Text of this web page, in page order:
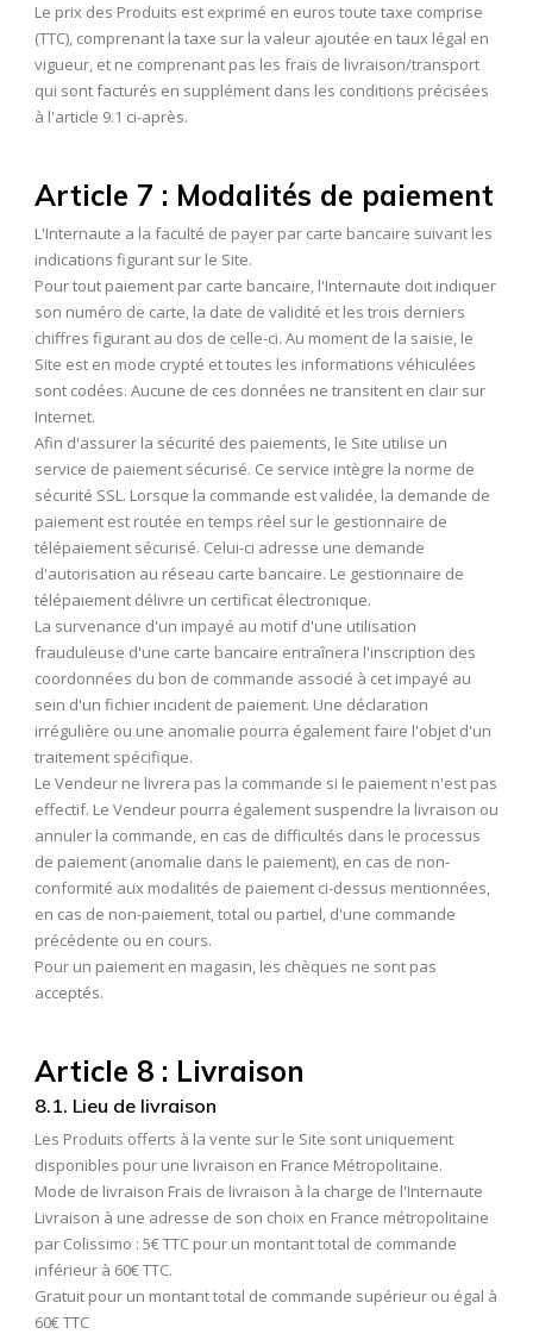
Le prix des Produits est exprimé en euros toute taxe comprise
(TTC), comprenant la taxe sur la valeur ajoutée en taux légal en
vigueur, et ne comprenant pas les frais de livraison/transport
qui sont facturés en supplément dans les conditions précisées
à l'article 9.1 ci-après.
Article 7 : Modalités de paiement
L'Internaute a la faculté de payer par carte bancaire suivant les
indications figurant sur le Site.
Pour tout paiement par carte bancaire, l'Internaute doit indiquer
son numéro de carte, la date de validité et les trois derniers
chiffres figurant au dos de celle-ci. Au moment de la saisie, le
Site est en mode crypté et toutes les informations véhiculées
sont codées. Aucune de ces données ne transitent en clair sur
Internet.
Afin d'assurer la sécurité des paiements, le Site utilise un
service de paiement sécurisé. Ce service intègre la norme de
sécurité SSL. Lorsque la commande est validée, la demande de
paiement est routée en temps réel sur le gestionnaire de
télépaiement sécurisé. Celui-ci adresse une demande
d'autorisation au réseau carte bancaire. Le gestionnaire de
télépaiement délivre un certificat électronique.
La survenance d'un impayé au motif d'une utilisation
frauduleuse d'une carte bancaire entraînera l'inscription des
coordonnées du bon de commande associé à cet impayé au
sein d'un fichier incident de paiement. Une déclaration
irrégulière ou une anomalie pourra également faire l'objet d'un
traitement spécifique.
Le Vendeur ne livrera pas la commande si le paiement n'est pas
effectif. Le Vendeur pourra également suspendre la livraison ou
annuler la commande, en cas de difficultés dans le processus
de paiement (anomalie dans le paiement), en cas de non-
conformité aux modalités de paiement ci-dessus mentionnées,
en cas de non-paiement, total ou partiel, d'une commande
précédente ou en cours.
Pour un paiement en magasin, les chèques ne sont pas
acceptés.
Article 8 : Livraison
8.1. Lieu de livraison
Les Produits offerts à la vente sur le Site sont uniquement
disponibles pour une livraison en France Métropolitaine.
Mode de livraison Frais de livraison à la charge de l'Internaute
Livraison à une adresse de son choix en France métropolitaine
par Colissimo : 5€ TTC pour un montant total de commande
inférieur à 60€ TTC.
Gratuit pour un montant total de commande supérieur ou égal à
60€ TTC